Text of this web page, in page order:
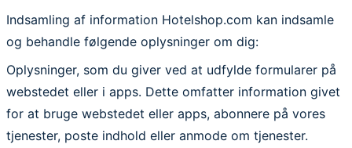
Indsamling af information Hotelshop.com kan indsamle
og behandle følgende oplysninger om dig:
Oplysninger, som du giver ved at udfylde formularer på
webstedet eller i apps. Dette omfatter information givet
for at bruge webstedet eller apps, abonnere på vores
tjenester, poste indhold eller anmode om tjenester.